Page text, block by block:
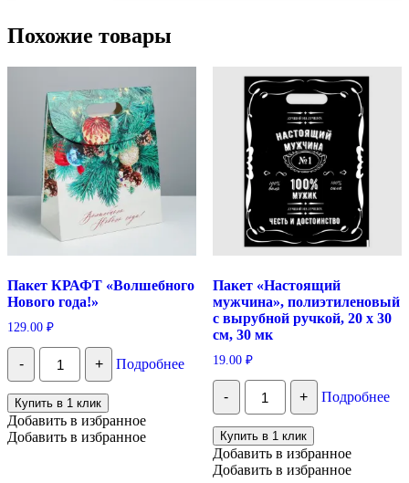
Похожие товары
Пакет КРАФТ «Волшебного
Нового года!»
129.00 ₽
-
Количество
Пакет
КРАФТ
«Волшебного
Нового
года!»
+ Подробнее
Купить в 1 клик
Добавить в избранное
Добавить в избранное
Пакет «Настоящий
мужчина», полиэтиленовый
с вырубной ручкой, 20 х 30
см, 30 мк
19.00 ₽
-
Количество
Пакет
"Настоящий
мужчина",
полиэтиленовый
с
вырубной
+ Подробнее
Купить в 1 клик
Добавить в избранное
Добавить в избранное